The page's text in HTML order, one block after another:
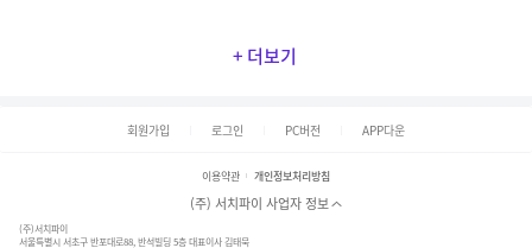
+ 더보기
회원가입 로그인 PC버전 APP다운
이용약관 개인정보처리방침
(주) 서치파이 사업자 정보
(주)서치파이
서울특별시 서초구 반포대로88, 반석빌딩 5층 대표이사 김태묵